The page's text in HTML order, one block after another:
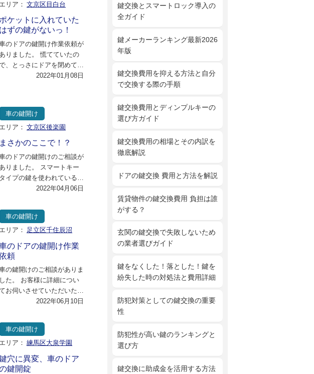
エリア： 文京区目白台
ポケットに入れていた
はずの鍵がないっ！
のドアの鍵開け作業依頼が
ありました。 慌てていたの
、とっさにドアを閉めてし
まい鍵がかかってしまったの
2022年01月08日
車の鍵開け
エリア： 文京区後楽園
まさかのここで！？
のドアの鍵開けのご相談が
ありました。 スマートキー
タイプの鍵を使われているの
ですが、その鍵が反応しなく
2022年04月06日
車の鍵開け
エリア： 足立区千住辰沼
のドアの鍵開け作業
頼
の鍵開けのご相談がありま
した。 お客様に詳細につい
お伺いさせていただいたと
ころ、父親に1日車を借りて
2022年06月10日
車の鍵開け
エリア： 練馬区大泉学園
穴に異変、車のドア
鍵開錠
鍵交換とスマートロック導入の
全ガイド
鍵メーカーランキング最新2026
年版
鍵交換費用を抑える方法と自分
で交換する際の手順
鍵交換費用とディンプルキーの
選び方ガイド
鍵交換費用の相場とその内訳を
徹底解説
ドアの鍵交換 費用と方法を解説
賃貸物件の鍵交換費用 負担は誰
がする？
玄関の鍵交換で失敗しないため
の業者選びガイド
鍵をなくした！落とした！鍵を
紛失した時の対処法と費用詳細
防犯対策としての鍵交換の重要
性
防犯性が高い鍵のランキングと
選び方
鍵交換に助成金を活用する方法